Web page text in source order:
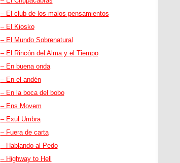
– El club de los malos pensamientos
– El Kiosko
– El Mundo Sobrenatural
– El Rincón del Alma y el Tiempo
– En buena onda
– En el andén
– En la boca del bobo
– Ens Movem
– Exul Umbra
– Fuera de carta
– Hablando al Pedo
– Highway to Hell